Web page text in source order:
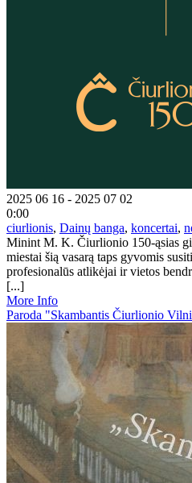
2025 06 16 - 2025 07 02
0:00
ciurlionis, Dainų banga, koncertai,
Minint M. K. Čiurlionio 150-ąsias
miestai šią vasarą taps gyvomis
profesionalūs atlikėjai ir vietos
[...]
More Info
Paroda "Skambantis Čiurlionio